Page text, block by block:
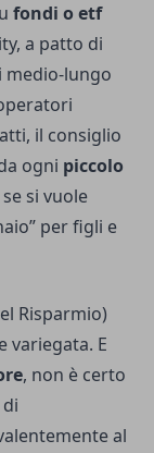
fondi o etf
a patto di
medio-lungo
il consiglio
ogni piccolo
si vuole
per figli e
Risparmio)
variegata. E
, non è certo
al